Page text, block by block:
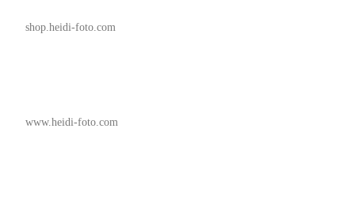
shop.heidi-foto.com
www.heidi-foto.com